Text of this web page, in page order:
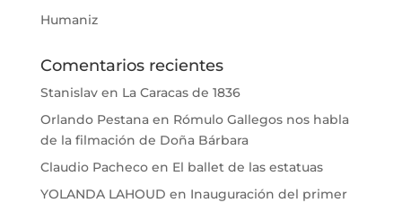
Humaniz
Comentarios recientes
Stanislaven La Caracas de 1836
Orlando Pestanaen Rómulo Gallegos nos habla
de la filmación de Doña Bárbara
Claudio Pachecoen El ballet de las estatuas
YOLANDA LAHOUD en Inauguración del primer